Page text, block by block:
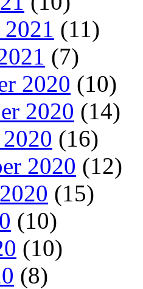
(11)
(7)
2020 (10)
2020 (14)
(16)
2020 (12)
(15)
(10)
(10)
(8)